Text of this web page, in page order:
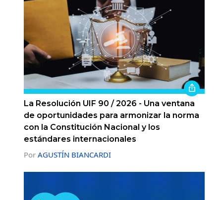
La Resolución UIF 90 / 2026 - Una ventana
de oportunidades para armonizar la norma
con la Constitución Nacional y los
estándares internacionales
Por AGUSTÍN BIANCARDI